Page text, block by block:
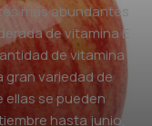
más abundantes
de vitamina E
de vitamina
gran variedad de
ellas se pueden
hasta junio,